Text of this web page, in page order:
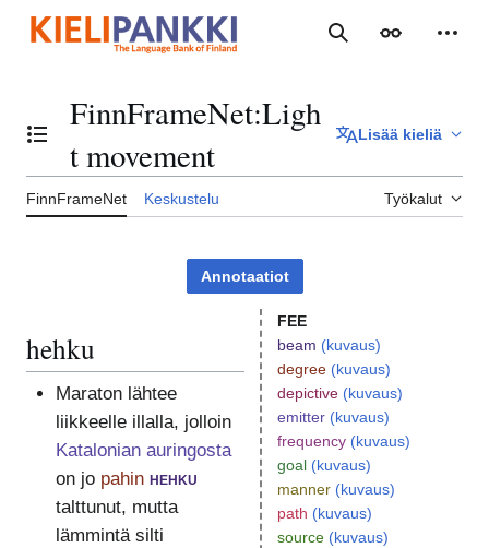
sisältöön
Haku Ulkoasu
Vaihda sisällysluettelo
FinnFrameNet:Ligh
t movement
Lisää kieliä
FinnFrameNet Keskustelu Työkalut
Annotaatiot
hehku
Maraton lähtee
liikkeelle illalla, jolloin
Katalonian auringosta
on jo pahin hehku
talttunut, mutta
lämmintä silti
FEE
beam (kuvaus)
degree (kuvaus)
depictive (kuvaus)
emitter (kuvaus)
frequency (kuvaus)
goal (kuvaus)
manner (kuvaus)
path (kuvaus)
source (kuvaus)